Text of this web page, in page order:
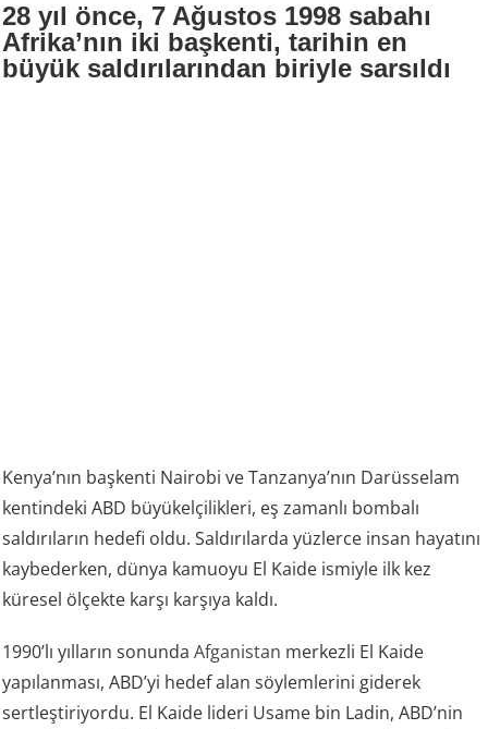
28 yıl önce, 7 Ağustos 1998 sabahı
Afrika’nın iki başkenti, tarihin en
büyük saldırılarından biriyle sarsıldı
Kenya’nın başkenti Nairobi ve Tanzanya’nın Darüsselam
kentindeki ABD büyükelçilikleri, eş zamanlı bombalı
saldırıların hedefi oldu. Saldırılarda yüzlerce insan hayatını
kaybederken, dünya kamuoyu El Kaide ismiyle ilk kez
küresel ölçekte karşı karşıya kaldı.
1990’lı yılların sonundaAfganistan merkezli El Kaide
yapılanması, ABD’yi hedef alan söylemlerini giderek
sertleştiriyordu. El Kaide lideri Usame bin Ladin, ABD’nin